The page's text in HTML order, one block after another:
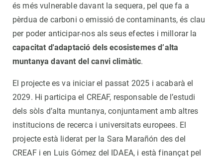
és més vulnerable davant la sequera, pel que fa a
pèrdua de carboni o emissió de contaminants, és clau
per poder anticipar-nos als seus efectes i millorar la
capacitat d'adaptació dels ecosistemes d’alta
muntanya davant del canvi climàtic.
El projecte es va iniciar el passat 2025 i acabarà el
2029. Hi participa el CREAF, responsable de l’estudi
dels sòls d’alta muntanya, conjuntament amb altres
institucions de recerca i universitats europees. El
projecte està liderat per la Sara Marañón des del
CREAF i en Luis Gómez del IDAEA, i està finançat pel